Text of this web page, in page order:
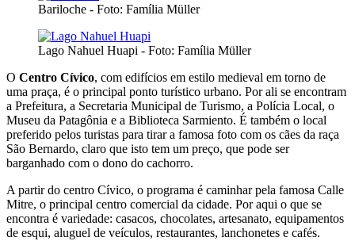
Bariloche - Foto: Família Müller
Lago Nahuel Huapi - Foto: Família Müller
O Centro Cívico, com edifícios em estilo medieval em torno de
uma praça, é o principal ponto turístico urbano. Por ali se encontram
a Prefeitura, a Secretaria Municipal de Turismo, a Polícia Local, o
Museu da Patagônia e a Biblioteca Sarmiento. É também o local
preferido pelos turistas para tirar a famosa foto com os cães da raça
São Bernardo, claro que isto tem um preço, que pode ser
barganhado com o dono do cachorro.
A partir do centro Cívico, o programa é caminhar pela famosa Calle
Mitre, o principal centro comercial da cidade. Por aqui o que se
encontra é variedade: casacos, chocolates, artesanato, equipamentos
de esqui, aluguel de veículos, restaurantes, lanchonetes e cafés.